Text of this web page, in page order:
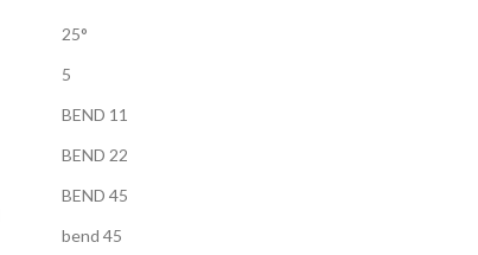
25°
5
BEND 11
BEND 22
BEND 45
bend 45